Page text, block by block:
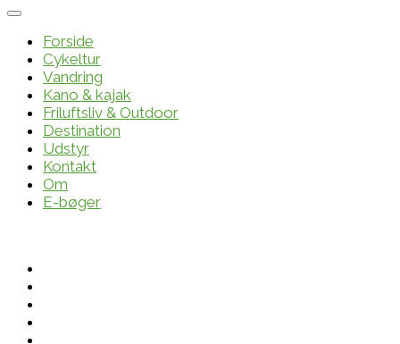
Forside
Cykeltur
Vandring
Kano & kajak
Friluftsliv & Outdoor
Destination
Udstyr
Kontakt
Om
E-bøger